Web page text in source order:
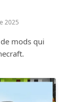
2025
mods qui